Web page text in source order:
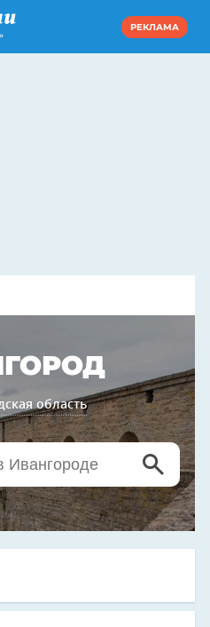
РЕКЛАМА
область